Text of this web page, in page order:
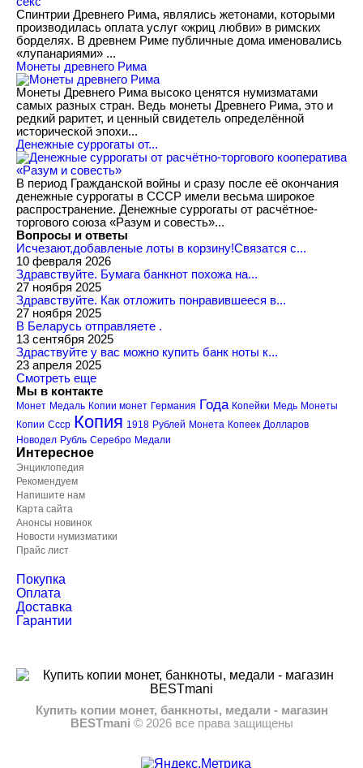
Спинтрии Древнего Рима, являлись жетонами, которыми
производилась оплата услуг «жриц любви» в римских
борделях. В древнем Риме публичные дома именовались
«лупанариями» ...
Монеты древнего Рима
Монеты Древнего Рима высоко ценятся нумизматами
самых разных стран. Ведь монеты Древнего Рима, это и
редкий раритет, и ценный свидетель определённой
исторической эпохи...
Денежные суррогаты от...
В период Гражданской войны и сразу после её окончания
денежные суррогаты в СССР имели весьма широкое
распространение. Денежные суррогаты от расчётное-
торгового союза «Разум и совесть»...
Вопросы и ответы
Исчезают,добавленые лоты в корзину!Связатся с...
10 февраля 2026
Здравствуйте. Бумага банкнот похожа на...
27 ноября 2025
Здравствуйте. Как отложить понравившееся в...
27 ноября 2025
В Беларусь отправляете .
13 сентября 2025
Здраствуйте у вас можно купить банк ноты к...
23 апреля 2025
Смотреть еще
Мы в контакте
Монет Медаль Копии монет Германия Года Копейки Медь Монеты
Копии Ссср Копия 1918 Рублей Монета Копеек Долларов
Новодел Рубль Серебро Медали
Интересное
Энциклопедия
Рекомендуем
Напишите нам
Карта сайта
Анонсы новинок
Новости нумизматики
Прайс лист
Покупка
Оплата
Доставка
Гарантии
Купить копии монет, банкноты, медали - магазин
BESTmani © 2026 все права защищены